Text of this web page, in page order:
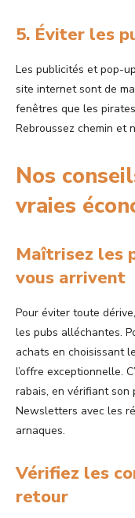
5. Éviter les
Les publicités et pop-
site internet sont de
fenêtres que les
Rebroussez chemin et
Nos
vraies
Maîtrisez les
vous arrivent
Pour éviter toute
les pubs alléchantes.
achats en choisissant
l’offre exceptionnelle.
rabais, en vérifiant son
Newsletters avec les
arnaques.
Vérifiez les
retour